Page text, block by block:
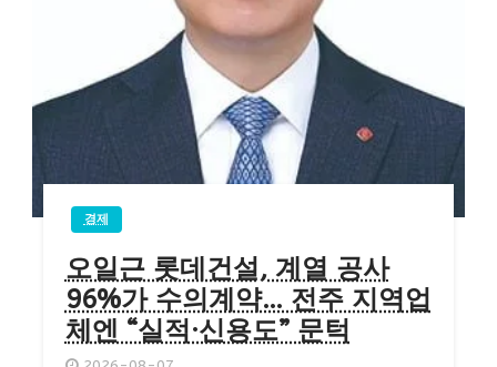
경제
오일근 롯데건설, 계열 공사
96%가 수의계약… 전주 지역업
체엔 “실적·신용도” 문턱